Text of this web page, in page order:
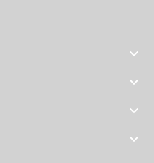



